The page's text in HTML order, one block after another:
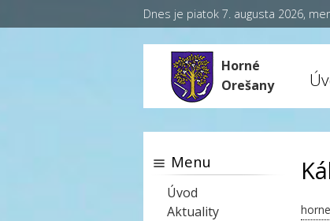
Dnes je piatok 7. augusta 2026,
Horné
Orešany
Menu
Úvod
Aktuality